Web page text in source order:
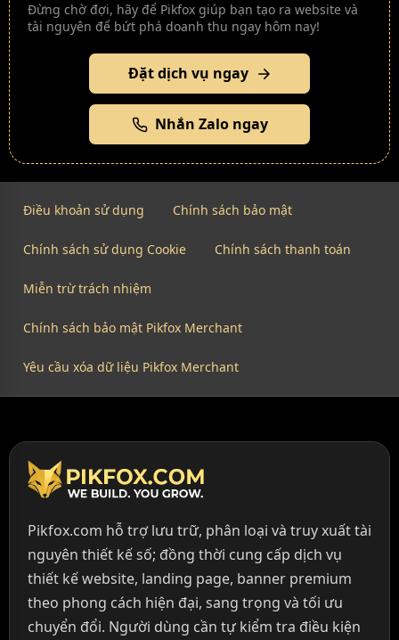
Đừng chờ đợi, hãy để Pikfox giúp bạn tạo ra website và
tài nguyên để bứt phá doanh thu ngay hôm nay!
Đặt dịch vụ ngay
Nhắn Zalo ngay
Điều khoản sử dụng Chính sách bảo mật
Chính sách sử dụng Cookie Chính sách thanh toán
Miễn trừ trách nhiệm
Chính sách bảo mật Pikfox Merchant
Yêu cầu xóa dữ liệu Pikfox Merchant
Pikfox.com hỗ trợ lưu trữ, phân loại và truy xuất tài
nguyên thiết kế số; đồng thời cung cấp dịch vụ
thiết kế website, landing page, banner premium
theo phong cách hiện đại, sang trọng và tối ưu
chuyển đổi. Người dùng cần tự kiểm tra điều kiện